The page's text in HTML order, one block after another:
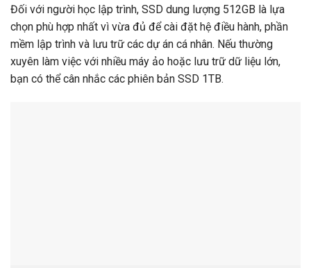
Đối với người học lập trình, SSD dung lượng 512GB là lựa
chọn phù hợp nhất vì vừa đủ để cài đặt hệ điều hành, phần
mềm lập trình và lưu trữ các dự án cá nhân. Nếu thường
xuyên làm việc với nhiều máy ảo hoặc lưu trữ dữ liệu lớn,
bạn có thể cân nhắc các phiên bản SSD 1TB.